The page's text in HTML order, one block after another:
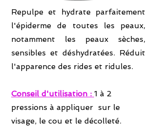
Repulpe et hydrate parfaitement
l'épiderme de toutes les peaux,
notamment les peaux sèches,
sensibles et déshydratées. Réduit
l'apparence des rides et ridules.
Conseil d'utilisation : 1 à 2
pressions à appliquer sur le
visage, le cou et le décolleté.